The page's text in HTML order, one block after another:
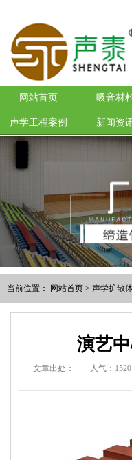
网站首页 吸音材
声学工程案例 新闻资
当前位置： 网站首页 > 声学扩散
演艺
文章出处： 人气： 1520